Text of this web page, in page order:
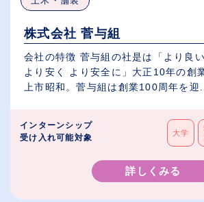
株式会社 菅与組
会社の特徴 菅与組の社是は「より良
より安く より安全に」大正10年の創
上市昭和。菅与組は創業100周年を迎
インターンシップ
受け入れ可能対象
大学
詳しくみる